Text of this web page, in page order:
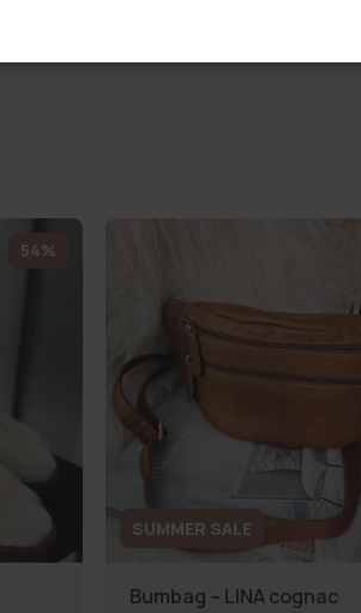
54%
SUMMER SALE
Bumbag – LINA cognac